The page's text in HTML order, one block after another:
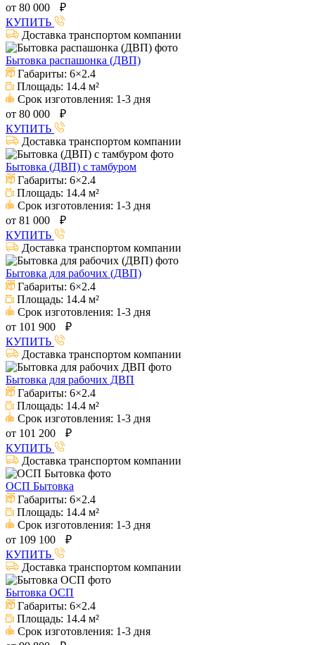
от 80 000
₽
КУПИТЬ
Доставка транспортом компании
Бытовка распашонка (ДВП)
Габариты: 6×2.4
Площадь: 14.4 м²
Срок изготовления: 1-3 дня
от 80 000
₽
КУПИТЬ
Доставка транспортом компании
Бытовка (ДВП) с тамбуром
Габариты: 6×2.4
Площадь: 14.4 м²
Срок изготовления: 1-3 дня
от 81 000
₽
КУПИТЬ
Доставка транспортом компании
Бытовка для рабочих (ДВП)
Габариты: 6×2.4
Площадь: 14.4 м²
Срок изготовления: 1-3 дня
от 101 900
₽
КУПИТЬ
Доставка транспортом компании
Бытовка для рабочих ДВП
Габариты: 6×2.4
Площадь: 14.4 м²
Срок изготовления: 1-3 дня
от 101 200
₽
КУПИТЬ
Доставка транспортом компании
ОСП Бытовка
Габариты: 6×2.4
Площадь: 14.4 м²
Срок изготовления: 1-3 дня
от 109 100
₽
КУПИТЬ
Доставка транспортом компании
Бытовка ОСП
Габариты: 6×2.4
Площадь: 14.4 м²
Срок изготовления: 1-3 дня